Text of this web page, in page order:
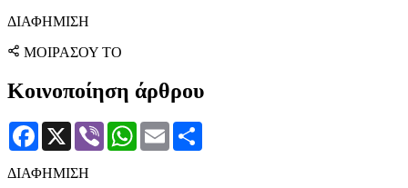
ΔΙΑΦΗΜΙΣΗ
ΜΟΙΡΑΣΟΥ ΤΟ
Κοινοποίηση άρθρου
Facebook
X Viber WhatsApp
Email
ΔΙΑΦΗΜΙΣΗ